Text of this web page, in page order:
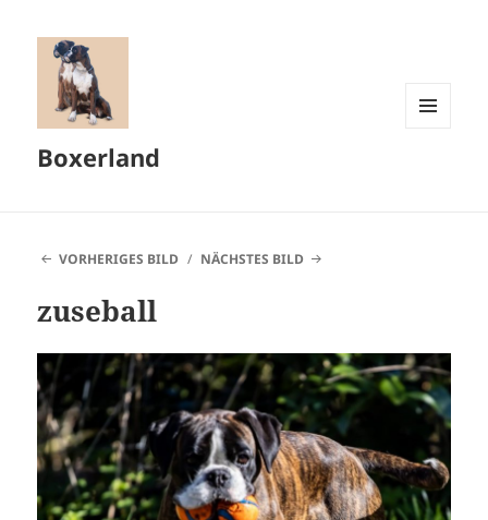
Boxerland
VORHERIGES BILD NÄCHSTES BILD
zuseball